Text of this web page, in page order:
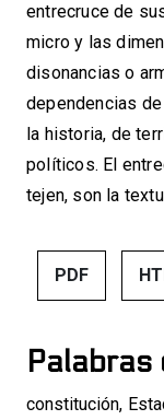
Palabras
constitución,
entrecruce de
micro y las
disonancias o
dependencias
la historia, de
políticos. El
tejen, son la
PDF